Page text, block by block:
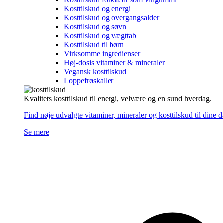
Kosttilskud og energi
Kosttilskud og overgangsalder
Kosttilskud og søvn
Kosttilskud og vægttab
Kosttilskud til børn
Virksomme ingredienser
Høj-dosis vitaminer & mineraler
Vegansk kosttilskud
Loppefrøskaller
Kvalitets kosttilskud til energi, velvære og en sund hverdag.
Find nøje udvalgte vitaminer, mineraler og kosttilskud til dine
Se mere